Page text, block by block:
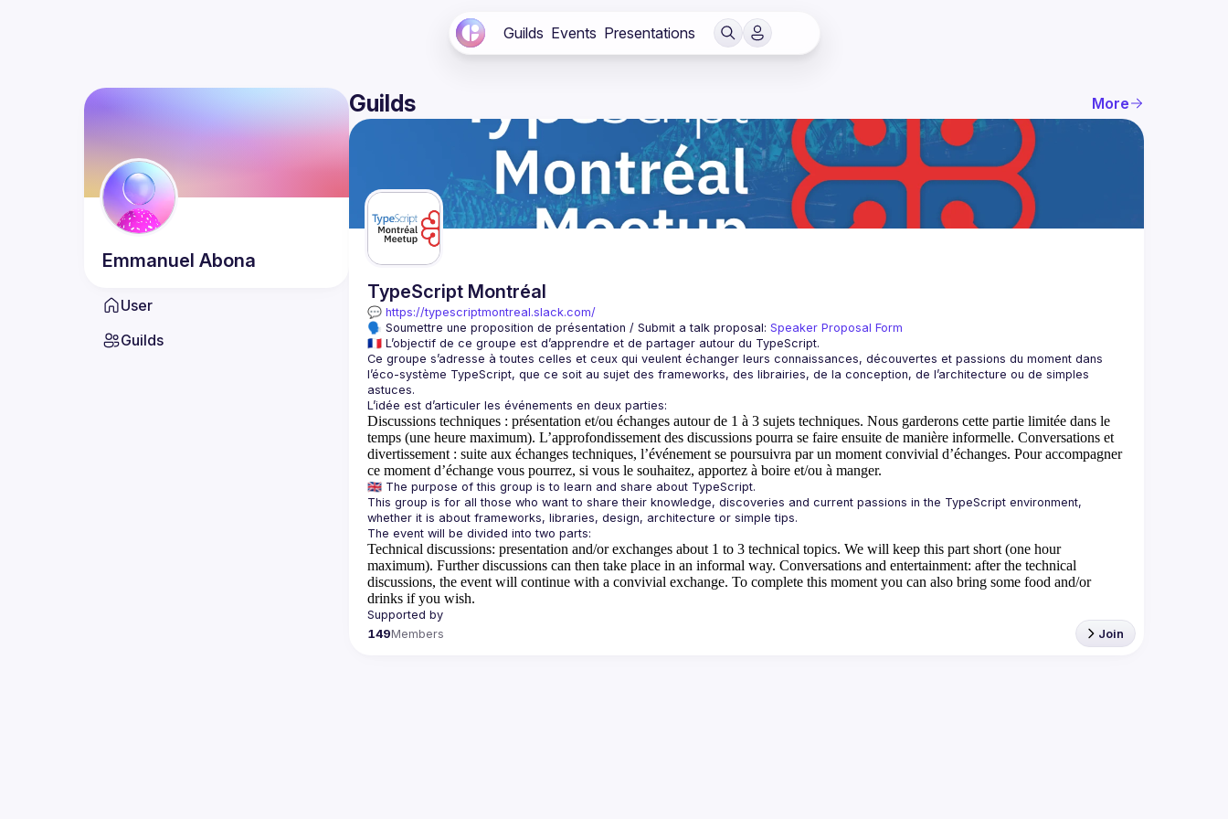
Guilds Events Presentations
Emmanuel Abona
User
Guilds
Guilds More
TypeScript Montréal
💬 https://typescriptmontreal.slack.com/
🗣️ Soumettre une proposition de présentation / Submit a talk proposal: Speaker Proposal Form
Ce groupe s’adresse à toutes celles et ceux qui veulent échanger leurs connaissances, découvertes et passions du moment dans
l’éco-système TypeScript, que ce soit au sujet des frameworks, des librairies, de la conception, de l’architecture ou de simples
Discussions techniques : présentation et/ou échanges autour de 1 à 3 sujets techniques. Nous garderons cette partie limitée dans le
temps (une heure maximum). L’approfondissement des discussions pourra se faire ensuite de manière informelle. Conversations et
divertissement : suite aux échanges techniques, l’événement se poursuivra par un moment convivial d’échanges. Pour accompagner
ce moment d’échange vous pourrez, si vous le souhaitez, apportez à boire et/ou à manger.
This group is for all those who want to share their knowledge, discoveries and current passions in the TypeScript environment,
Technical discussions: presentation and/or exchanges about 1 to 3 technical topics. We will keep this part short (one hour
maximum). Further discussions can then take place in an informal way. Conversations and entertainment: after the technical
discussions, the event will continue with a convivial exchange. To complete this moment you can also bring some food and/or
drinks if you wish.
149Members Join